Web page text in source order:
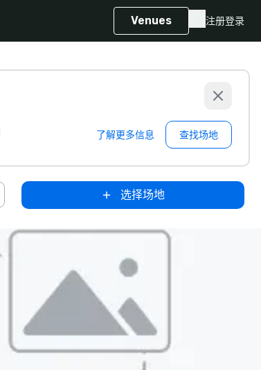
Venues 注册登录
了解更多信息 查找场地
选择场地